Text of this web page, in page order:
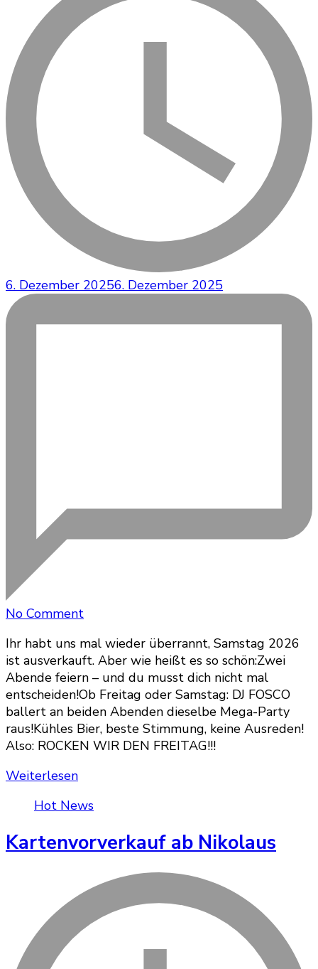
6. Dezember 20256. Dezember 2025
No Commenton
2026
ausverkauft!
Ihr habt uns mal wieder überrannt, Samstag 2026
ist ausverkauft. Aber wie heißt es so schön:Zwei
Abende feiern – und du musst dich nicht mal
entscheiden!Ob Freitag oder Samstag: DJ FOSCO
ballert an beiden Abenden dieselbe Mega-Party
raus!Kühles Bier, beste Stimmung, keine Ausreden!
Also: ROCKEN WIR DEN FREITAG!!!
Weiterlesen
Hot News
Kartenvorverkauf ab Nikolaus